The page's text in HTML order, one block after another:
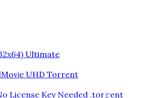
Ultimate
UHD Torrent
License Key Needed .tоr𝚛еnt